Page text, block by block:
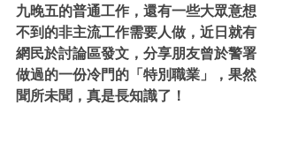
九晚五的普通工作，還有一些大眾意想
不到的非主流工作需要人做，近日就有
網民於討論區發文，分享朋友曾於警署
做過的一份冷門的「特別職業」，果然
聞所未聞，真是長知識了！